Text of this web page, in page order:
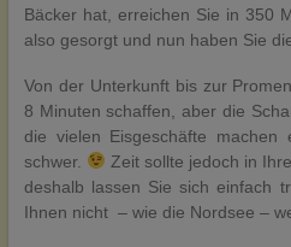
Bäcker hat, erreichen Sie in 350
also gesorgt und nun haben Sie
Von der Unterkunft bis zur
8 Minuten schaffen, aber die
die vielen Eisgeschäfte machen
schwer.
Zeit sollte jedoch in
deshalb lassen Sie sich einfach
Ihnen nicht – wie die Nordsee –